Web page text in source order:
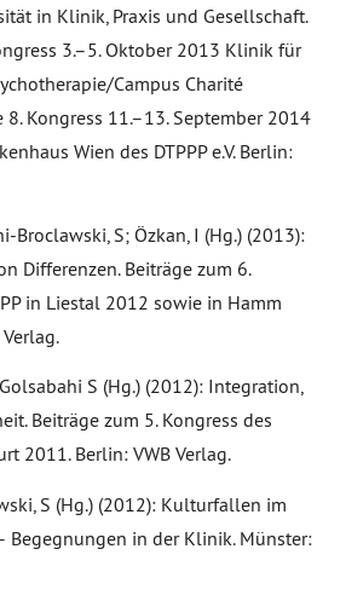
in Klinik, Praxis und Gesellschaft.
3.–5. Oktober 2013 Klinik für
Campus Charité
Kongress 11.–13. September 2014
Wien des DTPPP e.V. Berlin:
Broclawski, S; Özkan, I (Hg.) (2013):
Differenzen. Beiträge zum 6.
in Liestal 2012 sowie in Hamm
S (Hg.) (2012): Integration,
Beiträge zum 5. Kongress des
2011. Berlin: VWB Verlag.
S (Hg.) (2012): Kulturfallen im
Begegnungen in der Klinik. Münster: